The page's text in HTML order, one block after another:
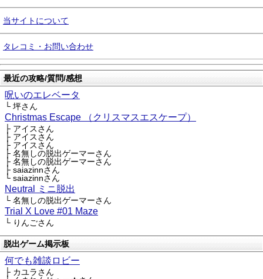
当サイトについて
タレコミ・お問い合わせ
最近の攻略/質問/感想
呪いのエレベータ
└ 坪さん
Christmas Escape （クリスマスエスケープ）
├ アイスさん
├ アイスさん
├ アイスさん
├ 名無しの脱出ゲーマーさん
├ 名無しの脱出ゲーマーさん
├ saiazinnさん
└ saiazinnさん
Neutral ミニ脱出
└ 名無しの脱出ゲーマーさん
Trial X Love #01 Maze
└ りんごさん
脱出ゲーム掲示板
何でも雑談ロビー
├ カユラさん